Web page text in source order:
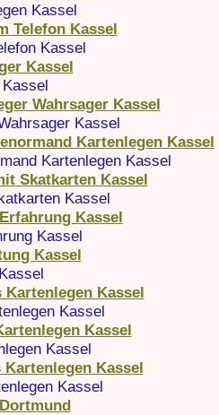
Kassel
Telefon Kassel
Kassel
Kassel
Wahrsager Kassel
Kassel
Kartenlegen Kassel
Kartenlegen Kassel
Skatkarten Kassel
Kassel
Kassel
Kassel
Kassel
Kartenlegen Kassel
Kassel
Kassel
Kassel
Kassel
Kassel